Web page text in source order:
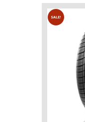
SALE!